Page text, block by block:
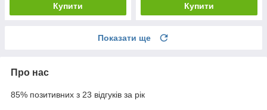
Купити Купити
Показати ще
Про нас
85% позитивних з 23 відгуків за рік